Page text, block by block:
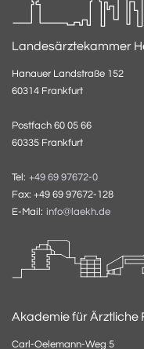
Landesärztekammer
Hanauer Landstraße 152
60314 Frankfurt
Postfach 60 05 66
60335 Frankfurt
Tel: +49 69 97672-0
Fax: +49 69 97672-128
E-Mail: info@laekh.de
Akademie für Ärztliche
Carl-Oelemann-Weg 5